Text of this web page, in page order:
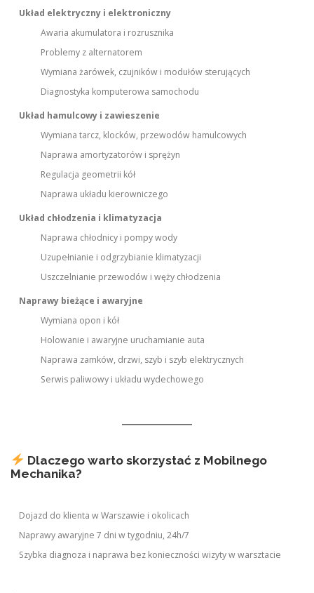
Układ elektryczny i elektroniczny
Awaria akumulatora i rozrusznika
Problemy z alternatorem
Wymiana żarówek, czujników i modułów sterujących
Diagnostyka komputerowa samochodu
Układ hamulcowy i zawieszenie
Wymiana tarcz, klocków, przewodów hamulcowych
Naprawa amortyzatorów i sprężyn
Regulacja geometrii kół
Naprawa układu kierowniczego
Układ chłodzenia i klimatyzacja
Naprawa chłodnicy i pompy wody
Uzupełnianie i odgrzybianie klimatyzacji
Uszczelnianie przewodów i węży chłodzenia
Naprawy bieżące i awaryjne
Wymiana opon i kół
Holowanie i awaryjne uruchamianie auta
Naprawa zamków, drzwi, szyb i szyb elektrycznych
Serwis paliwowy i układu wydechowego
Dlaczego warto skorzystać z Mobilnego
Mechanika?
Dojazd do klienta w Warszawie i okolicach
Naprawy awaryjne 7 dni w tygodniu, 24h/7
Szybka diagnoza i naprawa bez konieczności wizyty w warsztacie